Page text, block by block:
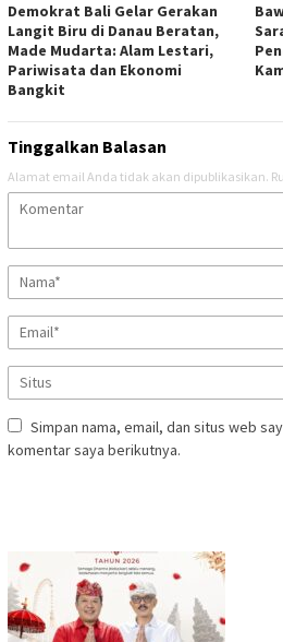
Demokrat Bali Gelar Gerakan
Langit Biru di Danau Beratan,
Made Mudarta: Alam Lestari,
Pariwisata dan Ekonomi
Bangkit
Tinggalkan Balasan
Alamat email Anda tidak akan dipublikasikan.
Simpan nama, email, dan situs web
komentar saya berikutnya.